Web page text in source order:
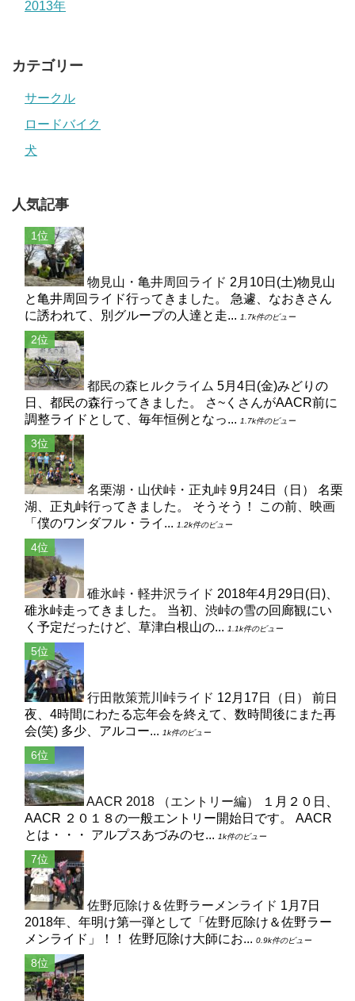
2013年
カテゴリー
サークル
ロードバイク
犬
人気記事
物見山・亀井周回ライド 2月10日(土)物見山
と亀井周回ライド行ってきました。 急遽、なおきさん
に誘われて、別グループの人達と走... 1.7k件のビュー
都民の森ヒルクライム 5月4日(金)みどりの
日、都民の森行ってきました。 さ~くさんがAACR前に
調整ライドとして、毎年恒例となっ... 1.7k件のビュー
名栗湖・山伏峠・正丸峠 9月24日（日） 名栗
湖、正丸峠行ってきました。 そうそう！ この前、映画
「僕のワンダフル・ライ... 1.2k件のビュー
碓氷峠・軽井沢ライド 2018年4月29日(日)、
碓氷峠走ってきました。 当初、渋峠の雪の回廊観にい
く予定だったけど、草津白根山の... 1.1k件のビュー
行田散策荒川峠ライド 12月17日（日） 前日
夜、4時間にわたる忘年会を終えて、数時間後にまた再
会(笑) 多少、アルコー... 1k件のビュー
AACR 2018 （エントリー編）
１月２０日、
AACR ２０１８の一般エントリー開始日です。 AACR
とは・・・ アルプスあづみのセ... 1k件のビュー
佐野厄除け＆佐野ラーメンライド 1月7日
2018年、年明け第一弾として「佐野厄除け＆佐野ラー
メンライド」！！ 佐野厄除け大師にお... 0.9k件のビュー